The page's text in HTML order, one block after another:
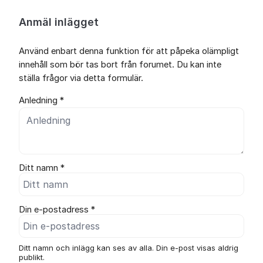
Anmäl inlägget
Använd enbart denna funktion för att påpeka olämpligt
innehåll som bör tas bort från forumet. Du kan inte
ställa frågor via detta formulär.
Anledning *
Ditt namn *
Din e-postadress *
Ditt namn och inlägg kan ses av alla. Din e-post visas aldrig
publikt.